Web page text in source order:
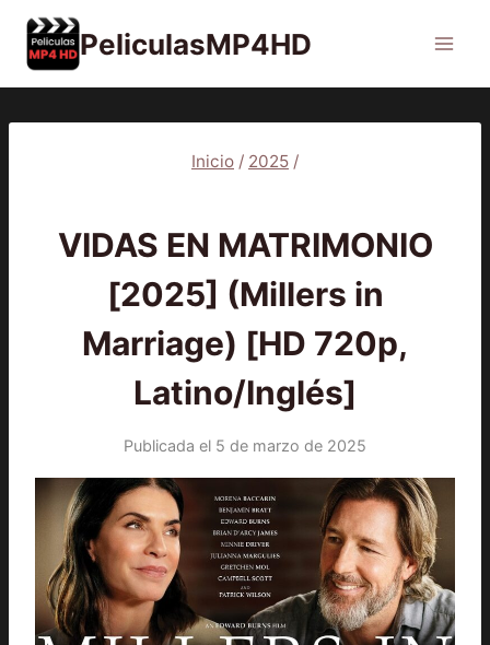
Saltar
contenido
PeliculasMP4HD
Inicio / 2025 /
VIDAS EN MATRIMONIO
[2025] (Millers in
Marriage) [HD 720p,
Latino/Inglés]
Publicada el 5 de marzo de 2025